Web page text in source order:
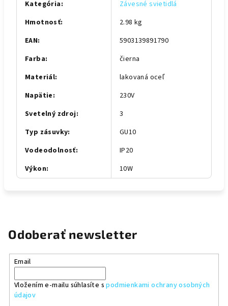
Kategória:
Závesné svietidlá
Hmotnosť:
2.98 kg
EAN:
5903139891790
Farba:
čierna
Materiál:
lakovaná oceľ
Napätie:
230V
Svetelný zdroj:
3
Typ zásuvky:
GU10
Vodeodolnosť:
IP20
Výkon: 10W
Odoberať newsletter
Email
Vložením e-mailu súhlasíte spodmienkami ochrany osobných
údajov